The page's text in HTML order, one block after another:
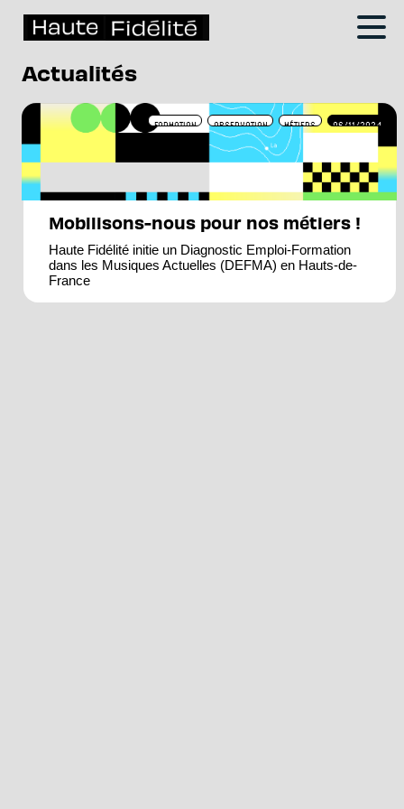
Actualités
FORMATION OBSERVATION MÉTIERS 06/11/2024
Mobilisons-nous pour nos métiers !
Haute Fidélité initie un Diagnostic Emploi-Formation
dans les Musiques Actuelles (DEFMA) en Hauts-de-
France